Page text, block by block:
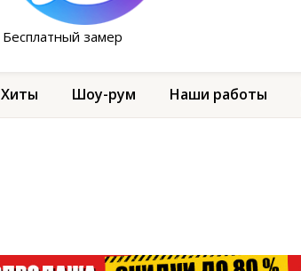
Бесплатный замер
Хиты Шоу-рум Наши работы